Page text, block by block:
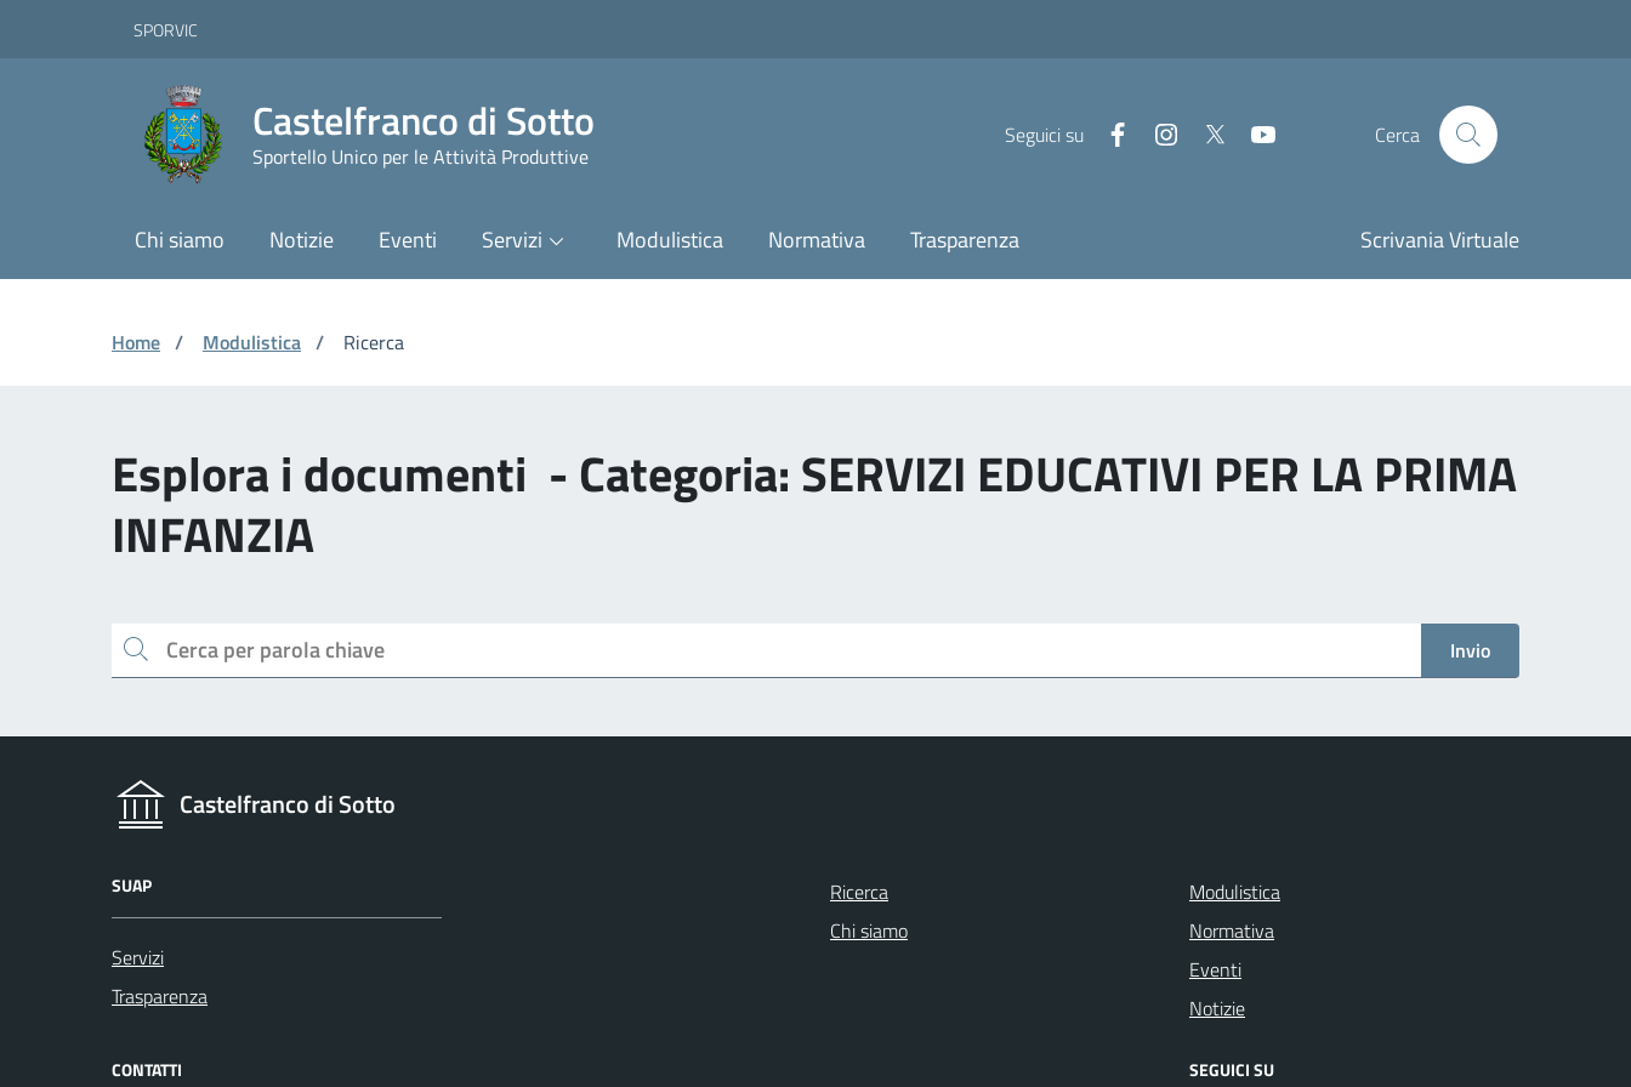
Skip to Main Content
SPORVIC
Castelfranco di Sotto
Sportello Unico per le Attività Produttive
Seguici su FacebookInstagram
Twitter Cerca
Chi siamo Notizie Eventi Servizi Modulistica Normativa Trasparenza Scrivania Virtuale
Home / Modulistica / Ricerca
Esplora i documenti - Categoria: SERVIZI EDUCATIVI PER LA PRIMA
INFANZIA
Cerca Invio
Castelfranco di Sotto
SUAP
Servizi
Trasparenza
Ricerca
Chi siamo
Modulistica
Normativa
Eventi
Notizie
CONTATTI SEGUICI SU